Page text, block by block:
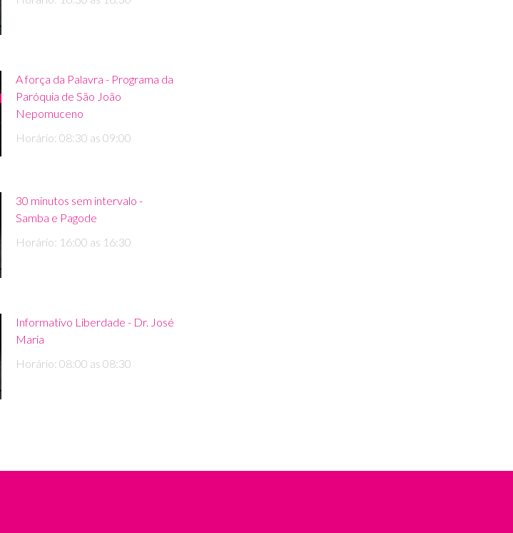
A força da Palavra - Programa da
Paróquia de São João
Nepomuceno
Horário: 08:30 as 09:00
30 minutos sem intervalo -
Samba e Pagode
Horário: 16:00 as 16:30
Informativo Liberdade - Dr. José
Maria
Horário: 08:00 as 08:30